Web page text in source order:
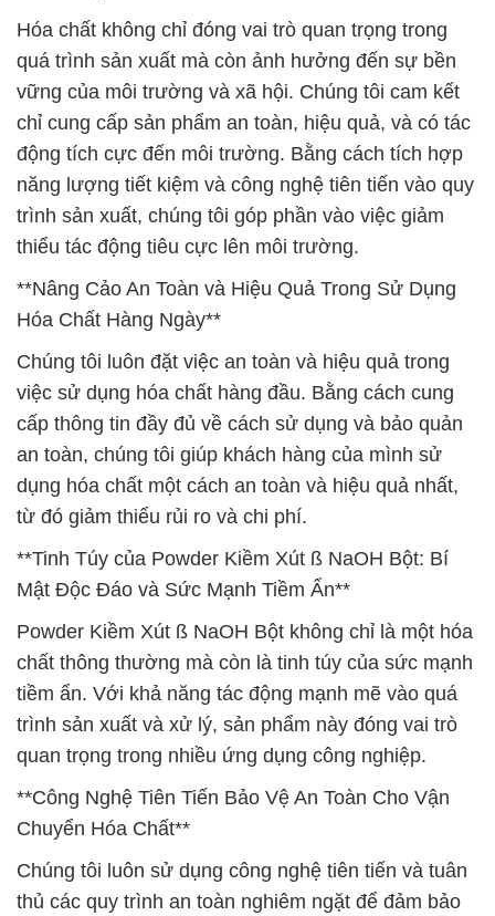
Hóa chất không chỉ đóng vai trò quan trọng trong
quá trình sản xuất mà còn ảnh hưởng đến sự bền
vững của môi trường và xã hội. Chúng tôi cam kết
chỉ cung cấp sản phẩm an toàn, hiệu quả, và có tác
động tích cực đến môi trường. Bằng cách tích hợp
năng lượng tiết kiệm và công nghệ tiên tiến vào quy
trình sản xuất, chúng tôi góp phần vào việc giảm
thiểu tác động tiêu cực lên môi trường.
**Nâng Cảo An Toàn và Hiệu Quả Trong Sử Dụng
Hóa Chất Hàng Ngày**
Chúng tôi luôn đặt việc an toàn và hiệu quả trong
việc sử dụng hóa chất hàng đầu. Bằng cách cung
cấp thông tin đầy đủ về cách sử dụng và bảo quản
an toàn, chúng tôi giúp khách hàng của mình sử
dụng hóa chất một cách an toàn và hiệu quả nhất,
từ đó giảm thiểu rủi ro và chi phí.
**Tinh Túy của Powder Kiềm Xút ß NaOH Bột: Bí
Mật Độc Đáo và Sức Mạnh Tiềm Ẩn**
Powder Kiềm Xút ß NaOH Bột không chỉ là một hóa
chất thông thường mà còn là tinh túy của sức mạnh
tiềm ẩn. Với khả năng tác động mạnh mẽ vào quá
trình sản xuất và xử lý, sản phẩm này đóng vai trò
quan trọng trong nhiều ứng dụng công nghiệp.
**Công Nghệ Tiên Tiến Bảo Vệ An Toàn Cho Vận
Chuyển Hóa Chất**
Chúng tôi luôn sử dụng công nghệ tiên tiến và tuân
thủ các quy trình an toàn nghiêm ngặt để đảm bảo